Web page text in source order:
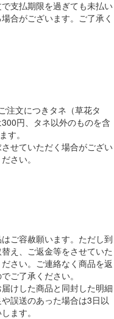
支払期限を過ぎても未払い
合がございます。ご了承く
注文につきタネ（草花タ
円、タネ以外のものを含
す。
せていただく場合がござい
さい。
ご容赦願います。ただし到
え、ご返金等をさせていた
さい。ご連絡なく商品を返
ご了承ください。
けした商品と同封した明細
誤送のあった場合は3日以
ます。